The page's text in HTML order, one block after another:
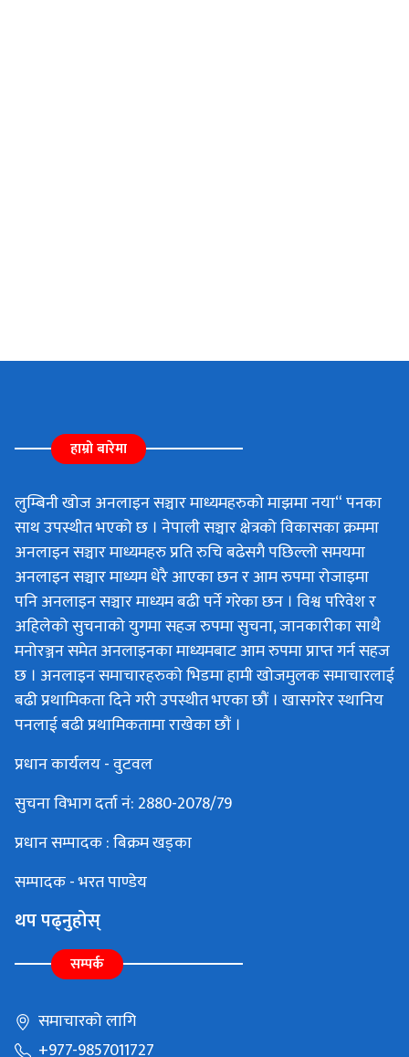
हाम्रो बारेमा
लुम्बिनी खोज अनलाइन सञ्चार माध्यमहरुको माझमा नया“ पनका
साथ उपस्थीत भएको छ । नेपाली सञ्चार क्षेत्रको विकासका क्रममा
अनलाइन सञ्चार माध्यमहरु प्रति रुचि बढेसगै पछिल्लो समयमा
अनलाइन सञ्चार माध्यम धेरै आएका छन र आम रुपमा रोजाइमा
पनि अनलाइन सञ्चार माध्यम बढी पर्ने गरेका छन । विश्व परिवेश र
अहिलेको सुचनाको युगमा सहज रुपमा सुचना, जानकारीका साथै
मनोरञ्जन समेत अनलाइनका माध्यमबाट आम रुपमा प्राप्त गर्न सहज
छ । अनलाइन समाचारहरुको भिडमा हामी खोजमुलक समाचारलाई
बढी प्रथामिकता दिने गरी उपस्थीत भएका छौं । खासगरेर स्थानिय
पनलाई बढी प्रथामिकतामा राखेका छौं ।
प्रधान कार्यलय - वुटवल
सुचना विभाग दर्ता नं: 2880-2078/79
प्रधान सम्पादक : बिक्रम खड्का
सम्पादक - भरत पाण्डेय
थप पढ्नुहोस्
सम्पर्क
समाचारको लागि
+977-9857011727